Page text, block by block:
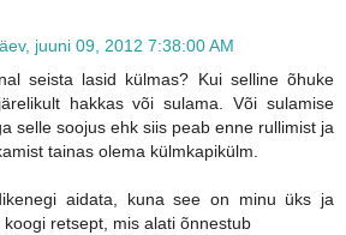
juuni 09, 2012 7:38:00 AM
seista lasid külmas? Kui selline õhuke
hakkas või sulama. Või sulamise
selle soojus ehk siis peab enne rullimist ja
tainas olema külmkapikülm.
aidata, kuna see on minu üks ja
retsept, mis alati õnnestub